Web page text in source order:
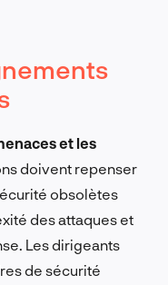
et les
doivent repenser
obsolètes
des attaques et
Les dirigeants
de sécurité